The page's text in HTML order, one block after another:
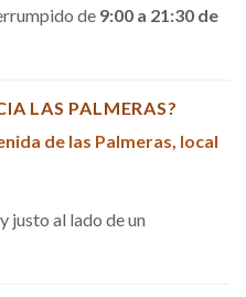
de 9:00 a 21:30 de
LAS PALMERAS?
de las Palmeras, local
justo al lado de un